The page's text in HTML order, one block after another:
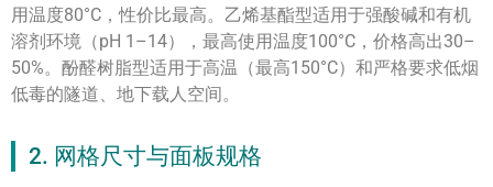
用温度80°C，性价比最高。乙烯基酯型适用于强酸碱和有机
溶剂环境（pH 1–14），最高使用温度100°C，价格高出30–
50%。酚醛树脂型适用于高温（最高150°C）和严格要求低烟
低毒的隧道、地下载人空间。
2. 网格尺寸与面板规格